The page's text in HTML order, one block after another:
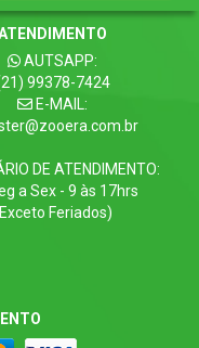
AUTSAPP:
99378-7424
E-MAIL:
DE ATENDIMENTO:
a Sex - 9 às 17hrs
Feriados)